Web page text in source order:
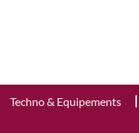
Techno & Equipements